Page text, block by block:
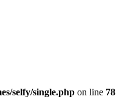
selfy/single.php on line 78